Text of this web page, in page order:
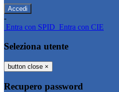
-
Entra con SPID Entra con CIE
Seleziona utente
button close ×
Recupero password